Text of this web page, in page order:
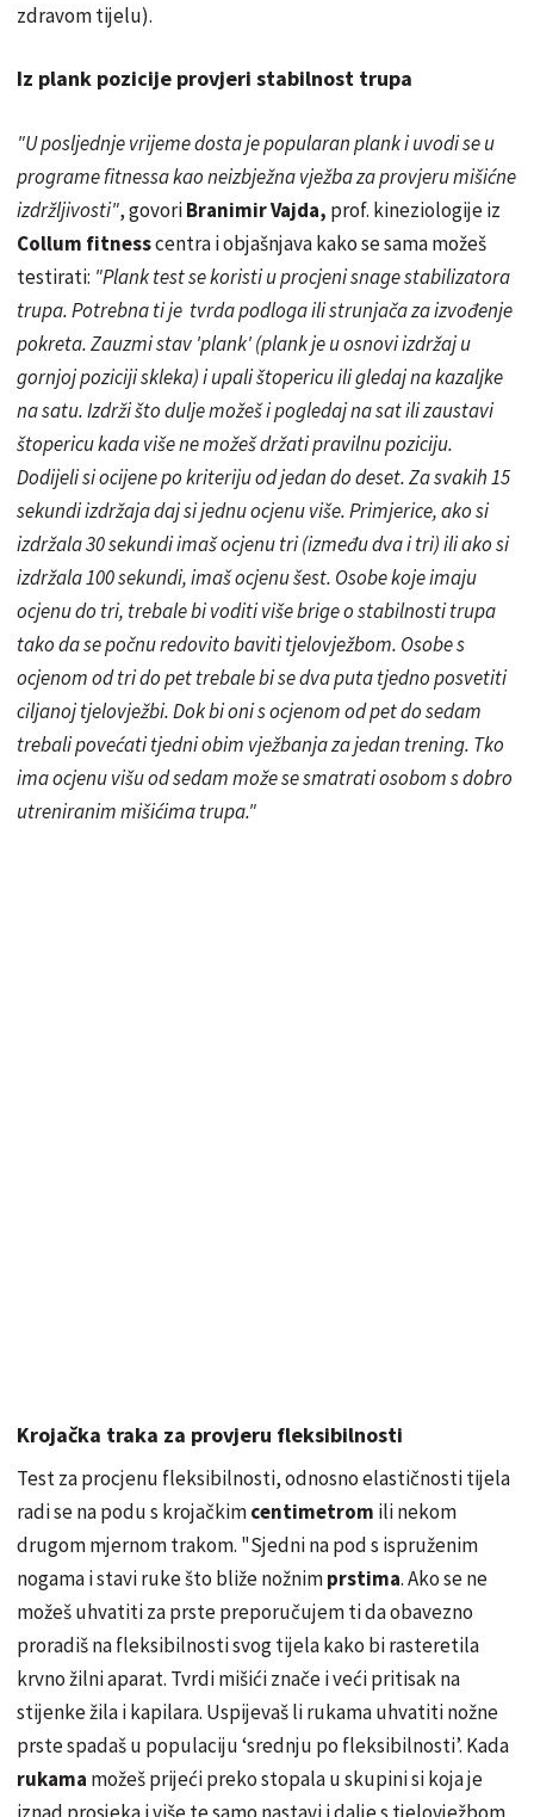
zdravom tijelu).
Iz plank pozicije provjeri stabilnost trupa
"U posljednje vrijeme dosta je popularan plank i uvodi se u
programe fitnessa kaoneizbježnavježba za provjeru mišićne
izdržljivosti", govoriBranimir Vajda, prof. kineziologije iz
Collum fitnesscentra i objašnjava kako sesamamožeš
testirati: "Plank test se koristi u procjeni snage stabilizatora
trupa. Potrebna ti je tvrda podloga ili strunjača za izvođenje
pokreta. Zauzmi stav 'plank' (plank je u osnovi izdržaj u
gornjoj poziciji skleka) i upali štopericu ili gledaj na kazaljke
na satu. Izdrži što dulje možeš i pogledaj na sat ili zaustavi
štopericu kada više ne možeš držati pravilnu poziciju.
Dodijeli si ocijene po kriteriju od jedan do deset. Za svakih 15
sekundi izdržaja daj si jednu ocjenu više. Primjerice, ako si
izdržala 30 sekundi imaš ocjenu tri (između dva i tri) ili ako si
izdržala 100 sekundi, imaš ocjenu šest. Osobe koje imaju
ocjenudo tri, trebale bi voditi više brige o stabilnosti trupa
tako da se počnu redovito baviti tjelovježbom. Osobe s
ocjenom od tri do pet trebale bi se dva puta tjedno posvetiti
ciljanoj tjelovježbi. Dok bi oni s ocjenom od pet do sedam
trebali povećati tjedni obim vježbanja za jedan trening. Tko
ima ocjenu višu od sedam može se smatrati osobom s dobro
utreniranim mišićima trupa."
Krojačka traka za provjeru fleksibilnosti
Test za procjenu fleksibilnosti, odnosno elastičnosti tijela
radi se na podu s krojačkimcentimetrom ili nekom
drugom mjernom trakom. "Sjedni na pod s ispruženim
nogama i stavi ruke što bliže nožnimprstima. Ako se ne
možeš uhvatiti za prste preporučujem ti da obavezno
proradiš na fleksibilnosti svog tijela kako bi rasteretila
krvno žilni aparat. Tvrdi mišići znače i veći pritisak na
stijenkežila i kapilara. Uspijevaš li rukama uhvatiti nožne
prste spadaš u populaciju ‘srednju po fleksibilnosti’. Kada
rukama možešprijećipreko stopala u skupini si koja je